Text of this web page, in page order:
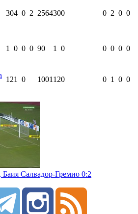
304 0 2 2564300 0 2 0 0
1 0 0 0 90 1 0 0 0 0 0
121 0 1001 120 0 1 0 0
Салвадор-Гремио 0:2